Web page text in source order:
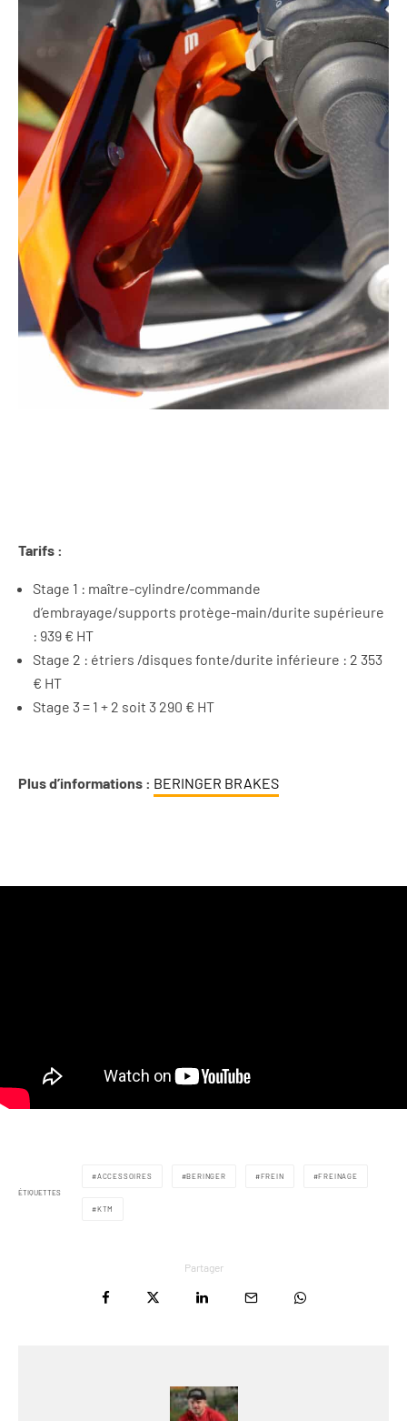
Tarifs :
Stage 1 : maître-cylindre/commande
d’embrayage/supports protège-main/durite supérieure
: 939 € HT
Stage 2 : étriers /disques fonte/durite inférieure : 2 353
€ HT
Stage 3 = 1 + 2 soit 3 290 € HT
Plus d’informations : BERINGER BRAKES
ÉTIQUETTES
ACCESSOIRES BERINGER FREIN FREINAGE
KTM
Partager